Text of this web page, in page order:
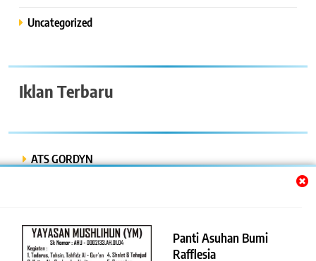
Panti Asuhan Bumi
Rafflesia
Uncategorized
Iklan Terbaru
ATS GORDYN
BENGKEL MOBIL ISTIQOMAH